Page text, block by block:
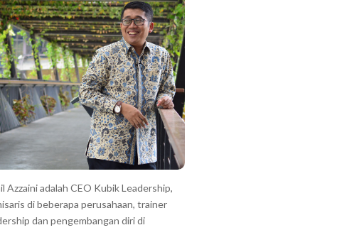
Azzaini adalah CEO Kubik Leadership,
di beberapa perusahaan, trainer
dan pengembangan diri di